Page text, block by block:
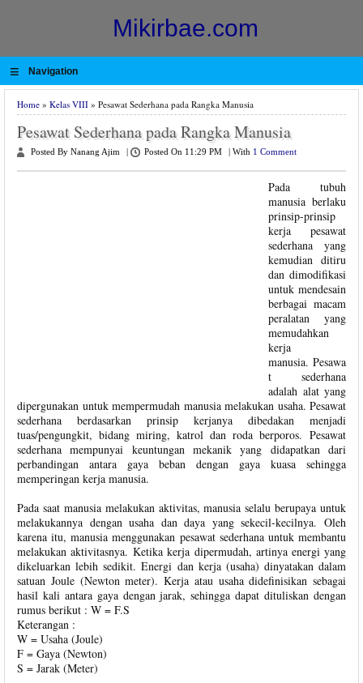
Mikirbae.com
≡ Navigation
Home » Kelas VIII » Pesawat Sederhana pada Rangka Manusia
Pesawat Sederhana pada Rangka Manusia
Posted By Nanang Ajim Posted On 11:29 PM With 1 Comment
Pada tubuh
manusia berlaku
prinsip-prinsip
kerja pesawat
sederhana yang
kemudian ditiru
dan dimodifikasi
untuk mendesain
berbagai macam
peralatan yang
memudahkan
kerja
manusia. Pesawa
t sederhana
adalah alat yang
dipergunakan untuk mempermudah manusia melakukan usaha. Pesawat
sederhana berdasarkan prinsip kerjanya dibedakan menjadi
tuas/pengungkit, bidang miring, katrol dan roda berporos. Pesawat
sederhana mempunyai keuntungan mekanik yang didapatkan dari
perbandingan antara gaya beban dengan gaya kuasa sehingga
memperingan kerja manusia.
Pada saat manusia melakukan aktivitas, manusia selalu berupaya untuk
melakukannya dengan usaha dan daya yang sekecil-kecilnya. Oleh
karena itu, manusia menggunakan pesawat sederhana untuk membantu
melakukan aktivitasnya. Ketika kerja dipermudah, artinya energi yang
dikeluarkan lebih sedikit. Energi dan kerja (usaha) dinyatakan dalam
satuan Joule (Newton meter). Kerja atau usaha didefinisikan sebagai
hasil kali antara gaya dengan jarak, sehingga dapat dituliskan dengan
rumus berikut : W = F.S
Keterangan :
W = Usaha (Joule)
F = Gaya (Newton)
S = Jarak (Meter)